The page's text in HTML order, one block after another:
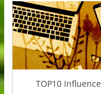
TOP10